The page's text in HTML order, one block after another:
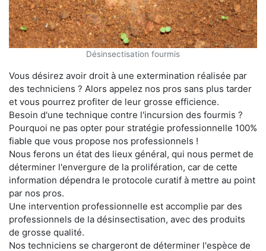
Désinsectisation fourmis
Vous désirez avoir droit à une extermination réalisée par
des techniciens ? Alors appelez nos pros sans plus tarder
et vous pourrez profiter de leur grosse efficience.
Besoin d'une technique contre l'incursion des fourmis ?
Pourquoi ne pas opter pour stratégie professionnelle 100%
fiable que vous propose nos professionnels !
Nous ferons un état des lieux général, qui nous permet de
déterminer l'envergure de la prolifération, car de cette
information dépendra le protocole curatif à mettre au point
par nos pros.
Une intervention professionnelle est accomplie par des
professionnels de la désinsectisation, avec des produits
de grosse qualité.
Nos techniciens se chargeront de déterminer l'espèce de